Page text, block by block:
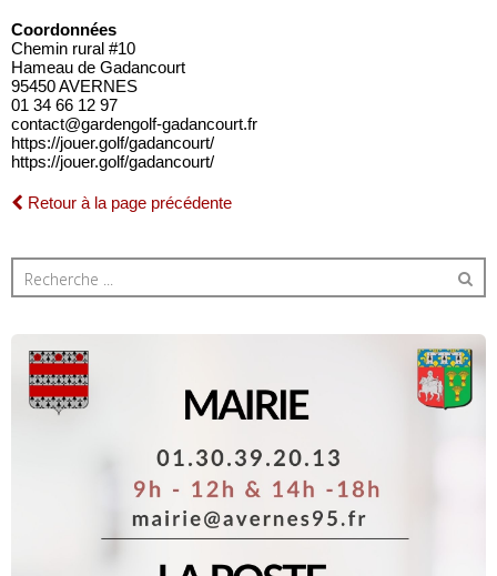
Coordonnées
Chemin rural #10
Hameau de Gadancourt
95450 AVERNES
01 34 66 12 97
contact@gardengolf-gadancourt.fr
https://jouer.golf/gadancourt/
https://jouer.golf/gadancourt/
Retour à la page précédente